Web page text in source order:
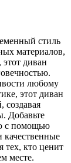
стиль
материалов,
этот диван
любому
этот диван
создавая
Добавьте
с помощью
качественные
тех, кто ценит
месте.